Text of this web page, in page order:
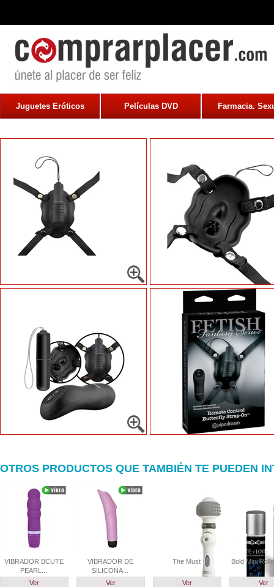
Juguetes Eróticos Películas DVD Farmacia.
OTROS PRODUCTOS QUE TAMBIÉN TE PUEDEN
VIBRADOR BCUTE
PEARL...
Ver
VIBRADOR DE
SILICONA...
Ver
The Must
Ver
Bold Mini
Ver